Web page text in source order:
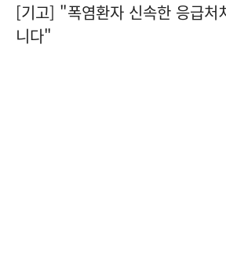
[기고] "폭염환자 신속한 응급처
니다"